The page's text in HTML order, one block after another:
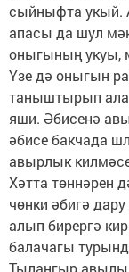
сыйныфта укый.
апасы да шул
оныгының укуы,
Үзе дә оныгын
таныштырып ала.
яши. Әбисенә
әбисе бакчада
авырлык
Хәтта төннәрен
чөнки әбигә
алып бирергә
балачагы
Тылаңгыр авылы